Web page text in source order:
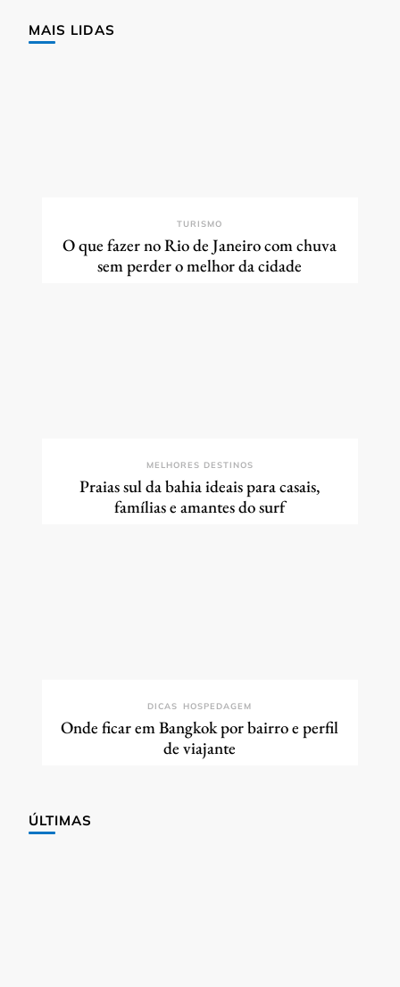
MAIS LIDAS
TURISMO
O que fazer no Rio de Janeiro com chuva
sem perder o melhor da cidade
MELHORES DESTINOS
Praias sul da bahia ideais para casais,
famílias e amantes do surf
DICAS HOSPEDAGEM
Onde ficar em Bangkok por bairro e perfil
de viajante
ÚLTIMAS